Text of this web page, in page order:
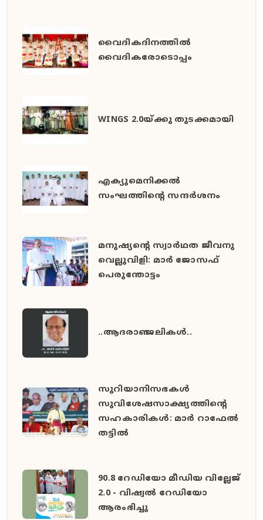
വൈദികദിനത്തിൽ
വൈദികരോടൊപ്പം
WINGS 2.0യ്ക്കു തുടക്കമായി
എക്യുമെനിക്കൽ
സംഘത്തിന്റെ സന്ദർശനം
മനുഷ്യൻ്റെ സ്വാർഥത ജീവനു
വെല്ലുവിളി: മാർ ജോസഫ്
പെരുന്തോട്ടം
..ആദരാഞ്ജലികൾ..
സുറിയാനിസഭകൾ
സുവിശേഷസാക്ഷ്യത്തിൻ്റെ
സഹകാരികൾ: മാർ റാഫേൽ
തട്ടിൽ
90.8 റേഡിയോ മീഡിയ വില്ലേജ്
2.0 - വിഷ്വൽ റേഡിയോ
ആരംഭിച്ചു